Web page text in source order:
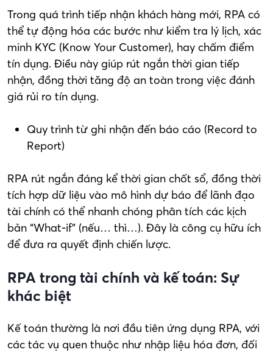
Trong quá trình tiếp nhận khách hàng mới, RPA có
thể tự động hóa các bước như kiểm tra lý lịch, xác
minh KYC (Know Your Customer), hay chấm điểm
tín dụng. Điều này giúp rút ngắn thời gian tiếp
nhận, đồng thời tăng độ an toàn trong việc đánh
giá rủi ro tín dụng.
Quy trình từ ghi nhận đến báo cáo (Record to
Report)
RPA rút ngắn đáng kể thời gian chốt sổ, đồng thời
tích hợp dữ liệu vào mô hình dự báo để lãnh đạo
tài chính có thể nhanh chóng phân tích các kịch
bản “What-if” (nếu… thì…). Đây là công cụ hữu ích
để đưa ra quyết định chiến lược.
RPA trong tài chính và kế toán: Sự
khác biệt
Kế toán thường là nơi đầu tiên ứng dụng RPA, với
các tác vụ quen thuộc như nhập liệu hóa đơn, đối